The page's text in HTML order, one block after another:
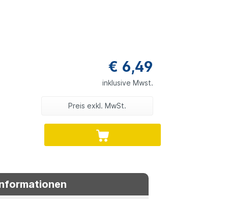
€ 6,49
inklusive Mwst.
Preis exkl. MwSt.